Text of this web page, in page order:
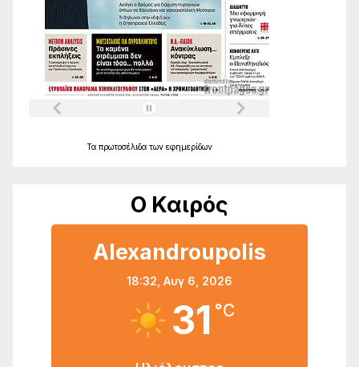
Τα πρωτοσέλιδα των εφημερίδων
Ο Καιρός
Alexandroupolis
18:32, Αυγ 6, 2026
31 °C